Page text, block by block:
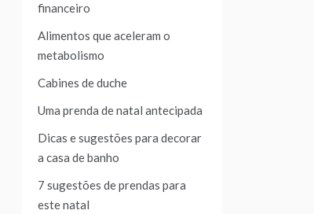
financeiro
Alimentos que aceleram o
metabolismo
Cabines de duche
Uma prenda de natal antecipada
Dicas e sugestões para decorar
a casa de banho
7 sugestões de prendas para
este natal